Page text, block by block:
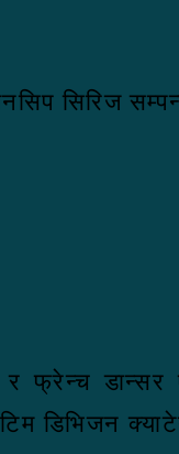
सिरिज
फ्रेन्च डान्सर
डिभिजन